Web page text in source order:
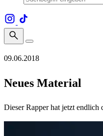
09.06.2018
Neues Material
Dieser Rapper hat jetzt